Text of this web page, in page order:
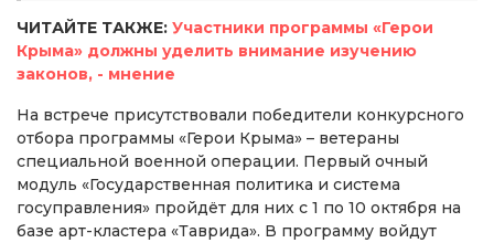
ЧИТАЙТЕ ТАКЖЕ: Участники программы «Герои
Крыма» должны уделить внимание изучению
законов, - мнение
На встрече присутствовали победители конкурсного
отбора программы «Герои Крыма» – ветераны
специальной военной операции. Первый очный
модуль «Государственная политика и система
госуправления» пройдёт для них с 1 по 10 октября на
базе арт-кластера «Таврида». В программу войдут